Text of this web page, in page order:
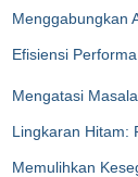
Menggabungkan
Efisiensi
Mengatasi
Lingkaran Hitam:
Memulihkan